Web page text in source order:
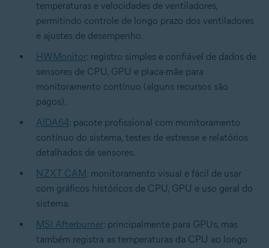
temperaturas e velocidades de ventiladores,
permitindo controle de longo prazo dos ventiladores
e ajustes de desempenho.
HWMonitor: registro simples e confiável de dados de
sensores de CPU, GPU e placa-mãe para
monitoramento contínuo (alguns recursos são
pagos).
AIDA64: pacote profissional com monitoramento
contínuo do sistema, testes de estresse e relatórios
detalhados de sensores.
NZXT CAM: monitoramento visual e fácil de usar
com gráficos históricos de CPU, GPU e uso geral do
sistema.
MSI Afterburner: principalmente para GPUs, mas
também registra as temperaturas da CPU ao longo